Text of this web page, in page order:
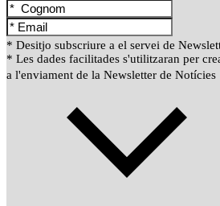
* Desitjo subscriure a el servei de
* Les dades facilitades s'utilitzaran per
a l'enviament de la Newsletter de Notícies